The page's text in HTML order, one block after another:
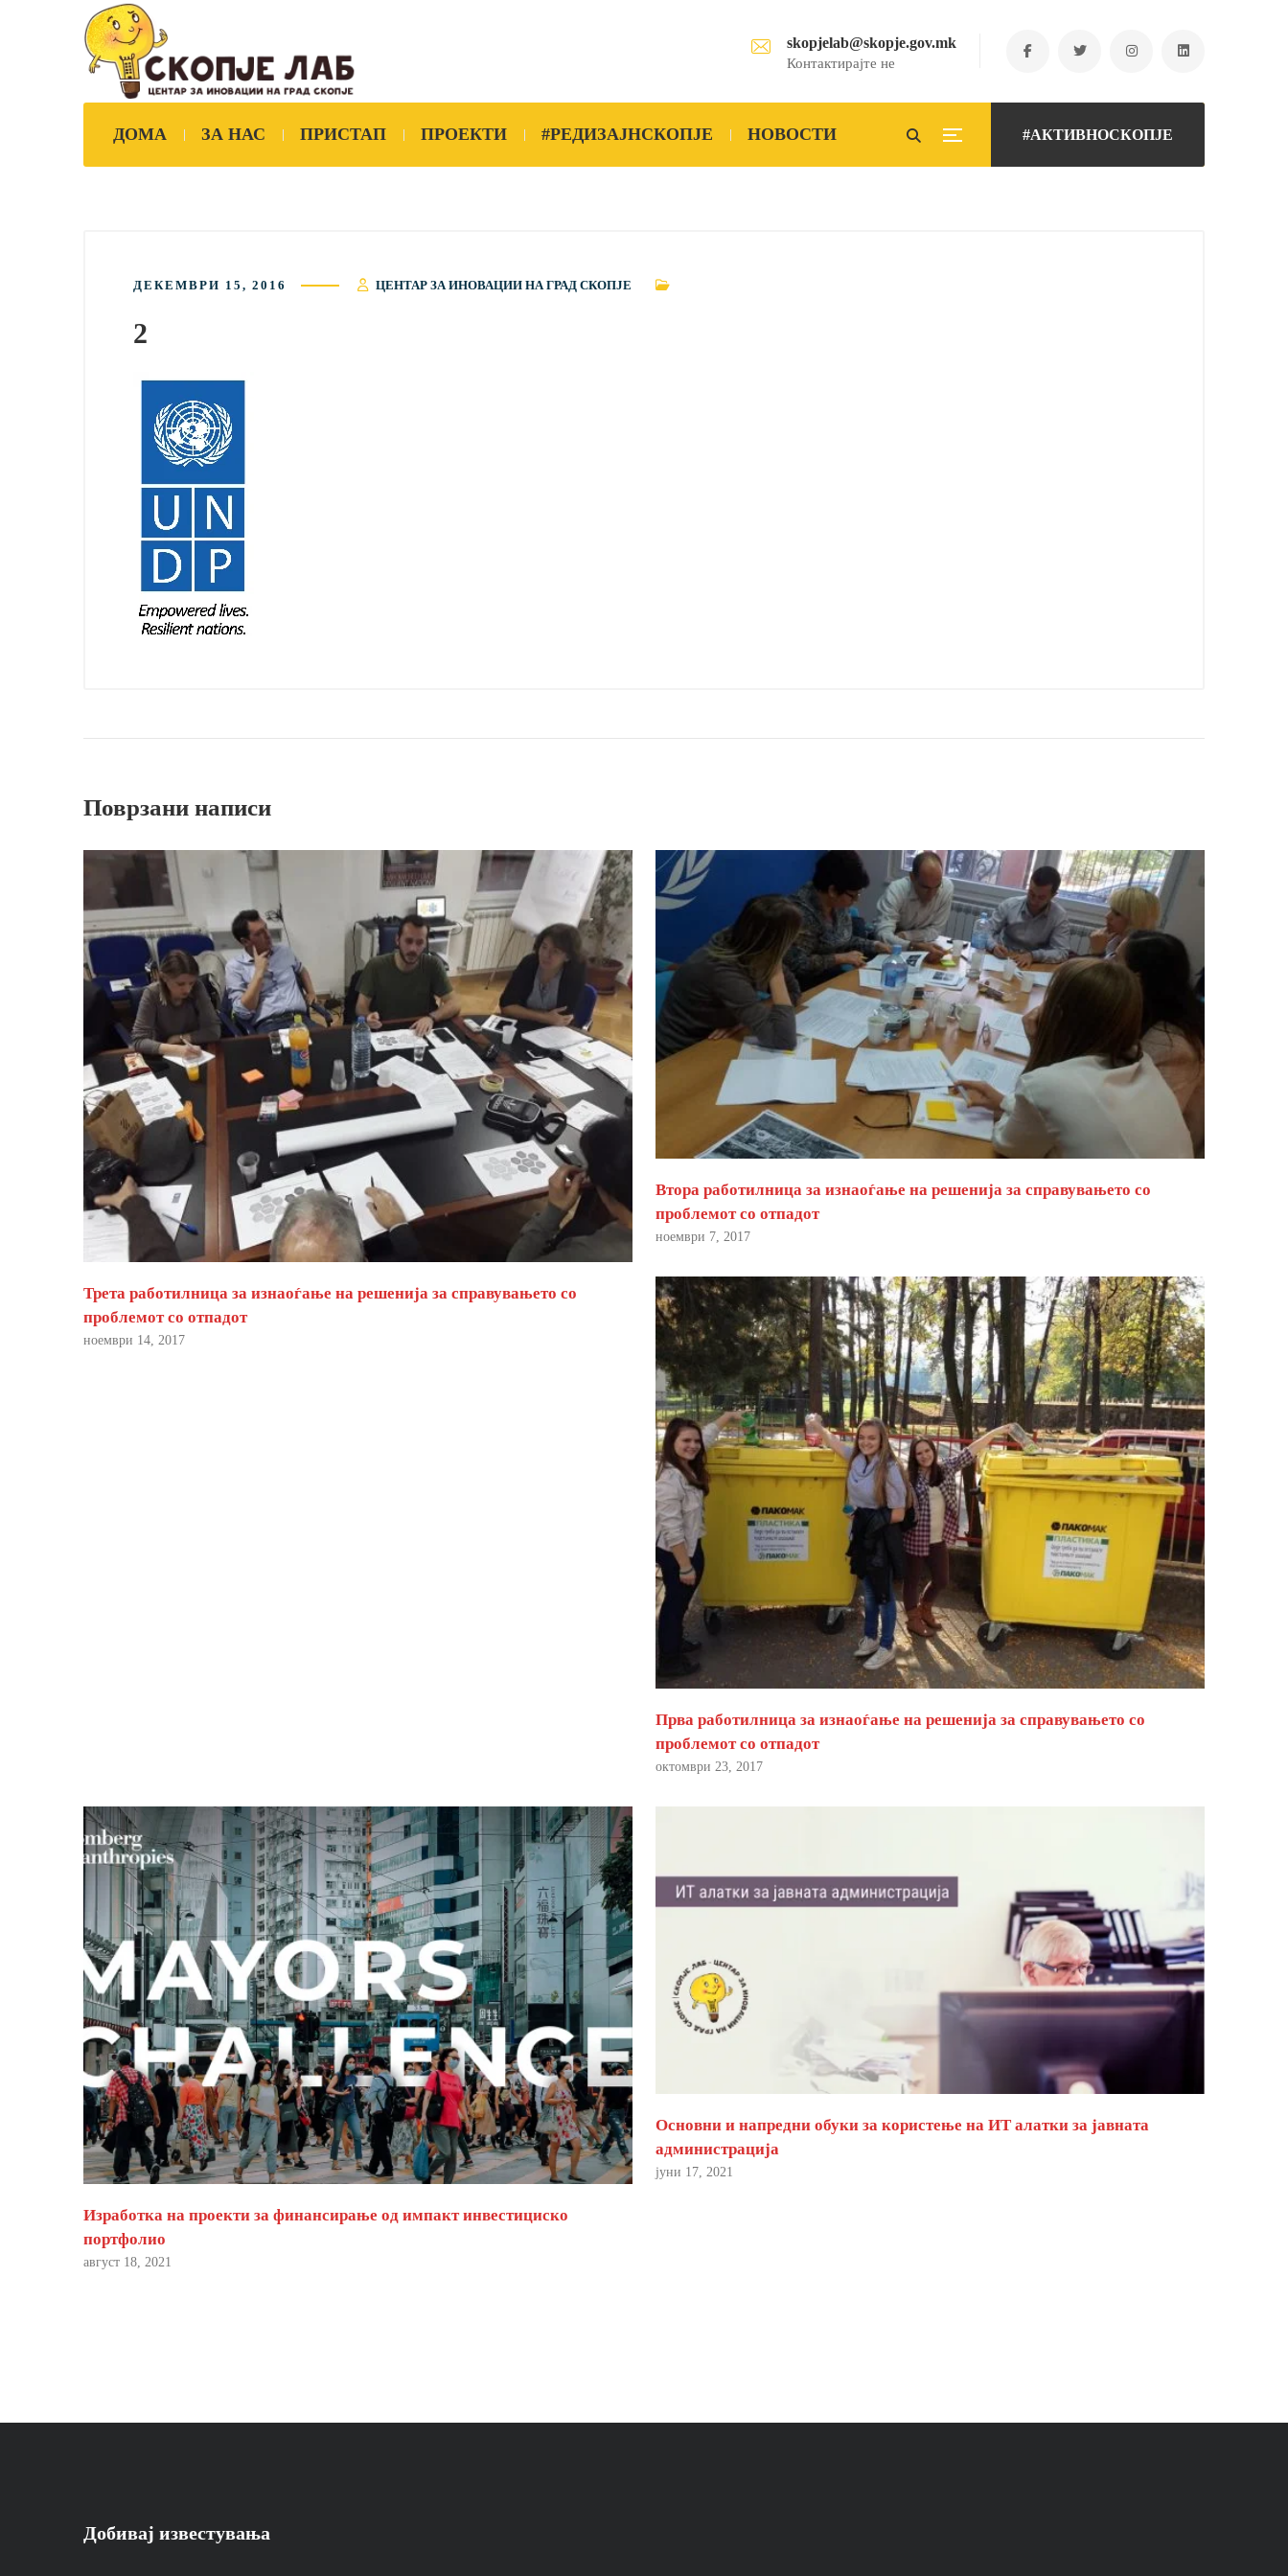
skopjelab@skopje.gov.mk
Контактирајте не
#АКТИВНОСКОПЈЕ
ДОМА ЗА НАС ПРИСТАП ПРОЕКТИ #РЕДИЗАЈНСКОПЈЕ НОВОСТИ
ДЕКЕМВРИ 15, 2016 ЦЕНТАР ЗА ИНОВАЦИИ НА ГРАД СКОПЈЕ
2
Поврзани написи
Трета работилница за изнаоѓање на решенија за справувањето со
проблемот со отпадот
ноември 14, 2017
Втора работилница за изнаоѓање на решенија за справувањето со
проблемот со отпадот
ноември 7, 2017
Прва работилница за изнаоѓање на решенија за справувањето со
проблемот со отпадот
октомври 23, 2017
Изработка на проекти за финансирање од импакт инвестициско
портфолио
август 18, 2021
Основни и напредни обуки за користење на ИТ алатки за јавната
администрација
јуни 17, 2021
Добивај известувања